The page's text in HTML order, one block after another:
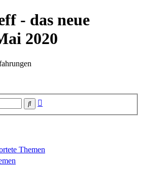
- das neue
2020
Suche
Themen